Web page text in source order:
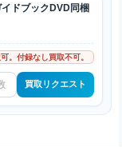
ドブックDVD同梱
。付録なし買取不可。
買取リクエスト